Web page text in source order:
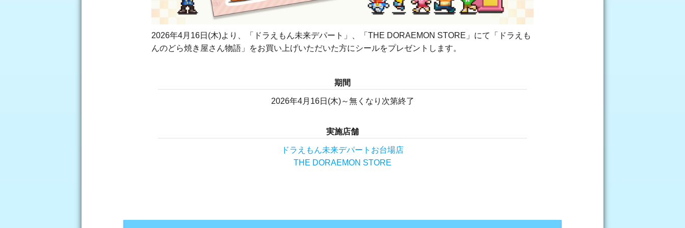
2026年4月16日(木)より、「ドラえもん未来デパート」、「THE DORAEMON STORE」にて「ドラえも
んのどら焼き屋さん物語」をお買い上げいただいた方にシールをプレゼントします。
期間
2026年4月16日(木)～無くなり次第終了
実施店舗
ドラえもん未来デパートお台場店
THE DORAEMON STORE